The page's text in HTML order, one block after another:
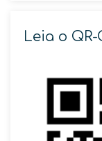
Leia o